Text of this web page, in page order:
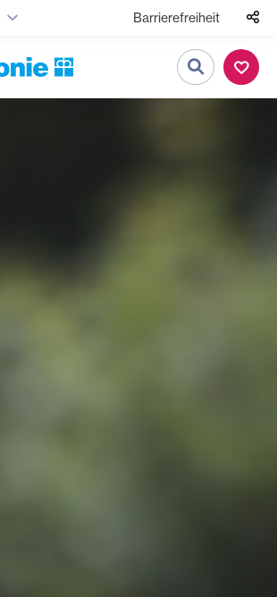
Barrierefreiheit
Suche